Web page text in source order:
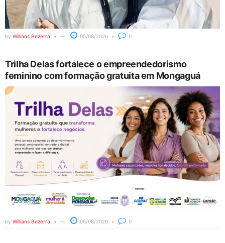
by Willians Bezerra 05/08/2026 0
Trilha Delas fortalece o empreendedorismo
feminino com formação gratuita em Mongaguá
by Willians Bezerra 05/08/2026 0